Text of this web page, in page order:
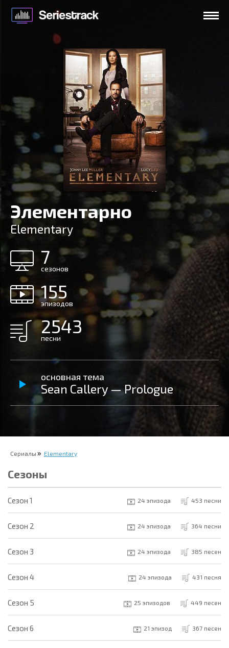
Элементарно
Elementary
7
сезонов
155
эпизодов
2543
песни
основная тема
Sean Callery — Prologue
Сериалы Elementary
Сезоны
Cезон 1 24 эпизода 453 песни
Cезон 2 24 эпизода 364 песни
Cезон 3 24 эпизода 385 песен
Cезон 4 24 эпизода 431 песня
Cезон 5 25 эпизодов 449 песен
Cезон 6 21 эпизод 367 песен